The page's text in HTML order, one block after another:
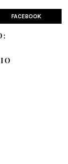
FACEBOOK